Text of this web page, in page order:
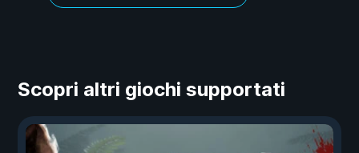
Scopri altri giochi supportati